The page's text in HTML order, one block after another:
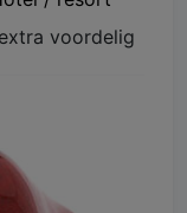
voordelig